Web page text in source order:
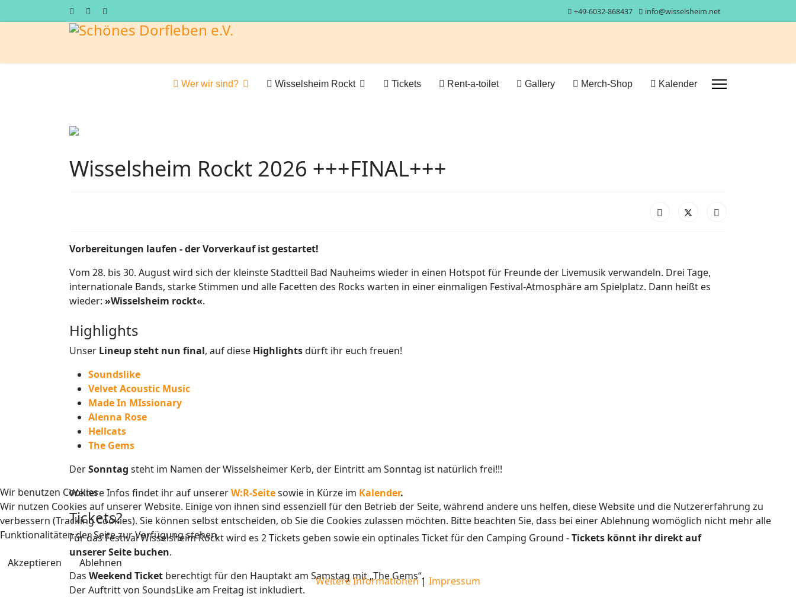
+49-6032-868437 info@wisselsheim.net
Wer wir sind? Wisselsheim Rockt Tickets Rent-a-toilet Gallery Merch-Shop Kalender
Wisselsheim Rockt 2026 +++FINAL+++
Vorbereitungen laufen - der Vorverkauf ist gestartet!
Vom 28. bis 30. August wird sich der kleinste Stadtteil Bad Nauheims wieder in einen Hotspot für Freunde der Livemusik verwandeln. Drei Tage,
internationale Bands, starke Stimmen und alle Facetten des Rocks warten in einer einmaligen Festival-Atmosphäre am Spielplatz. Dann heißt es
wieder: »Wisselsheim rockt«.
Highlights
Unser Lineup steht nun final, auf diese Highlightsdürft ihr euch freuen!
Soundslike
Velvet Acoustic Music
Made In MIssionary
Alenna Rose
Hellcats
The Gems
DerSonntag steht im Namen der Wisselsheimer Kerb, der Eintritt am Sonntag ist natürlich frei!!!
Weitere Infos findet ihr auf unsererW:R-Seitesowie in Kürze im Kalender.
Tickets?
Für das Festival Wisselsheim Rockt wird es 2 Tickets geben sowie ein optinales Ticket für den Camping Ground -Tickets könnt ihr direkt auf
unserer Seite buchen.
Das Weekend Ticket berechtigt für den Hauptakt am Samstag mit „The Gems“.
Der Auftritt von SoundsLike am Freitag ist inkludiert.
Wir benutzen Cookies
Wir nutzen Cookies auf unserer Website. Einige von ihnen sind essenziell für den Betrieb der Seite, während andere uns helfen, diese Website und die Nutzererfahrung zu
verbessern (Tracking Cookies). Sie können selbst entscheiden, ob Sie die Cookies zulassen möchten. Bitte beachten Sie, dass bei einer Ablehnung womöglich nicht mehr alle
Funktionalitäten der Seite zur Verfügung stehen.
Akzeptieren
Ablehnen
Weitere Informationen | Impressum